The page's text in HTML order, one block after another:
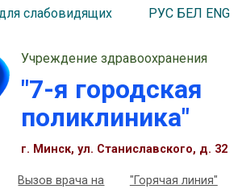
слабовидящих РУС БЕЛ ENG
Учреждение здравоохранения
"7-я городская
поликлиника"
г. Минск, ул. Станиславского, д. 32
Вызов врача на
"Горячая линия"